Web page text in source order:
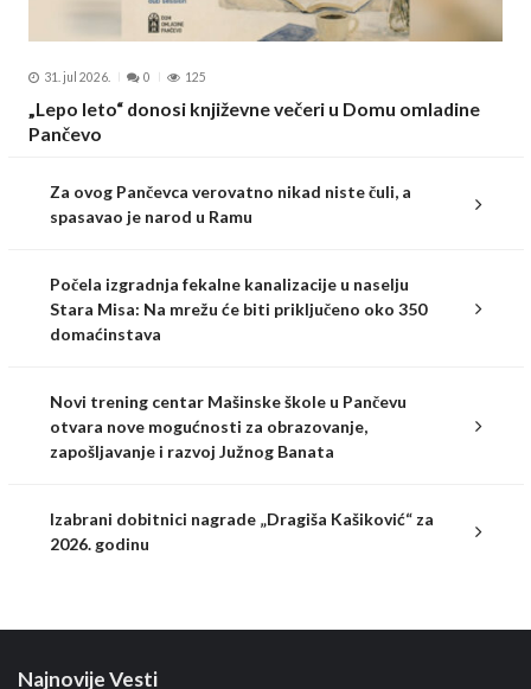
31. jul 2026. 0 125
„Lepo leto“ donosi književne večeri u Domu omladine
Pančevo
Za ovog Pančevca verovatno nikad niste čuli, a
spasavao je narod u Ramu
Počela izgradnja fekalne kanalizacije u naselju
Stara Misa: Na mrežu će biti priključeno oko 350
domaćinstava
Novi trening centar Mašinske škole u Pančevu
otvara nove mogućnosti za obrazovanje,
zapošljavanje i razvoj Južnog Banata
Izabrani dobitnici nagrade „Dragiša Kašiković“ za
2026. godinu
Najnovije Vesti